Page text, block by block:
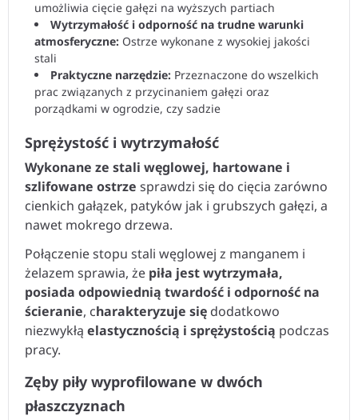
umożliwia cięcie gałęzi na wyższych partiach
Wytrzymałość i odporność na trudne warunki
atmosferyczne: Ostrze wykonane z wysokiej jakości
stali
Praktyczne narzędzie: Przeznaczone do wszelkich
prac związanych z przycinaniem gałęzi oraz
porządkami w ogrodzie, czy sadzie
Sprężystość i wytrzymałość
Wykonane ze stali węglowej, hartowane i
szlifowane ostrze sprawdzi się do cięcia zarówno
cienkich gałązek, patyków jak i grubszych gałęzi, a
nawet mokrego drzewa.
Połączenie stopu stali węglowej z manganem i
żelazem sprawia, że piła jest wytrzymała,
posiada odpowiednią twardość i odporność na
ścieranie, charakteryzuje się dodatkowo
niezwykłą elastycznością i sprężystością podczas
pracy.
Zęby piły wyprofilowane w dwóch
płaszczyznach